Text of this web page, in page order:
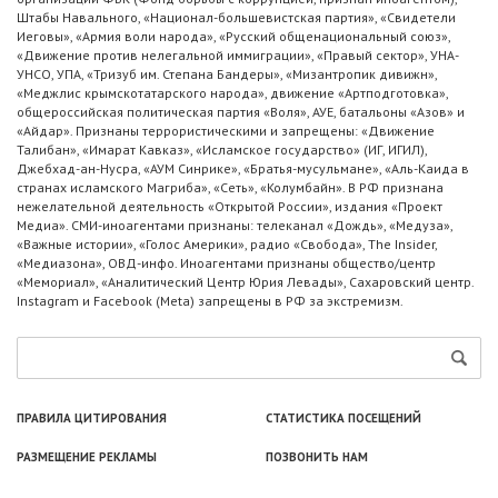
Штабы Навального, «Национал-большевистская партия», «Свидетели
Иеговы», «Армия воли народа», «Русский общенациональный союз»,
«Движение против нелегальной иммиграции», «Правый сектор», УНА-
УНСО, УПА, «Тризуб им. Степана Бандеры», «Мизантропик дивижн»,
«Меджлис крымскотатарского народа», движение «Артподготовка»,
общероссийская политическая партия «Воля», АУЕ, батальоны «Азов» и
«Айдар». Признаны террористическими и запрещены: «Движение
Талибан», «Имарат Кавказ», «Исламское государство» (ИГ, ИГИЛ),
Джебхад-ан-Нусра, «АУМ Синрике», «Братья-мусульмане», «Аль-Каида в
странах исламского Магриба», «Сеть», «Колумбайн». В РФ признана
нежелательной деятельность «Открытой России», издания «Проект
Медиа». СМИ-иноагентами признаны: телеканал «Дождь», «Медуза»,
«Важные истории», «Голос Америки», радио «Свобода», The Insider,
«Медиазона», ОВД-инфо. Иноагентами признаны общество/центр
«Мемориал», «Аналитический Центр Юрия Левады», Сахаровский центр.
Instagram и Facebook (Metа) запрещены в РФ за экстремизм.
ПРАВИЛА ЦИТИРОВАНИЯ СТАТИСТИКА ПОСЕЩЕНИЙ
РАЗМЕЩЕНИЕ РЕКЛАМЫ ПОЗВОНИТЬ НАМ